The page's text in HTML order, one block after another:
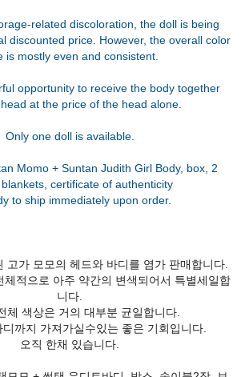
related discoloration, the doll is being
discounted price. However, the overall color
is mostly even and consistent.
opportunity to receive the body together
at the price of the head alone.
Only one doll is available.
Momo + Suntan Judith Girl Body, box, 2
certificate of authenticity
고가 모모의 헤드와 바디를 염가 판매합니다.
체적으로 아주 약간의 변색되어서 특별세일합
니다.
체 색상은 거의 대부분 균일합니다.
까지 가져가실수있는 좋은 기회입니다.
오직 한채 있습니다.